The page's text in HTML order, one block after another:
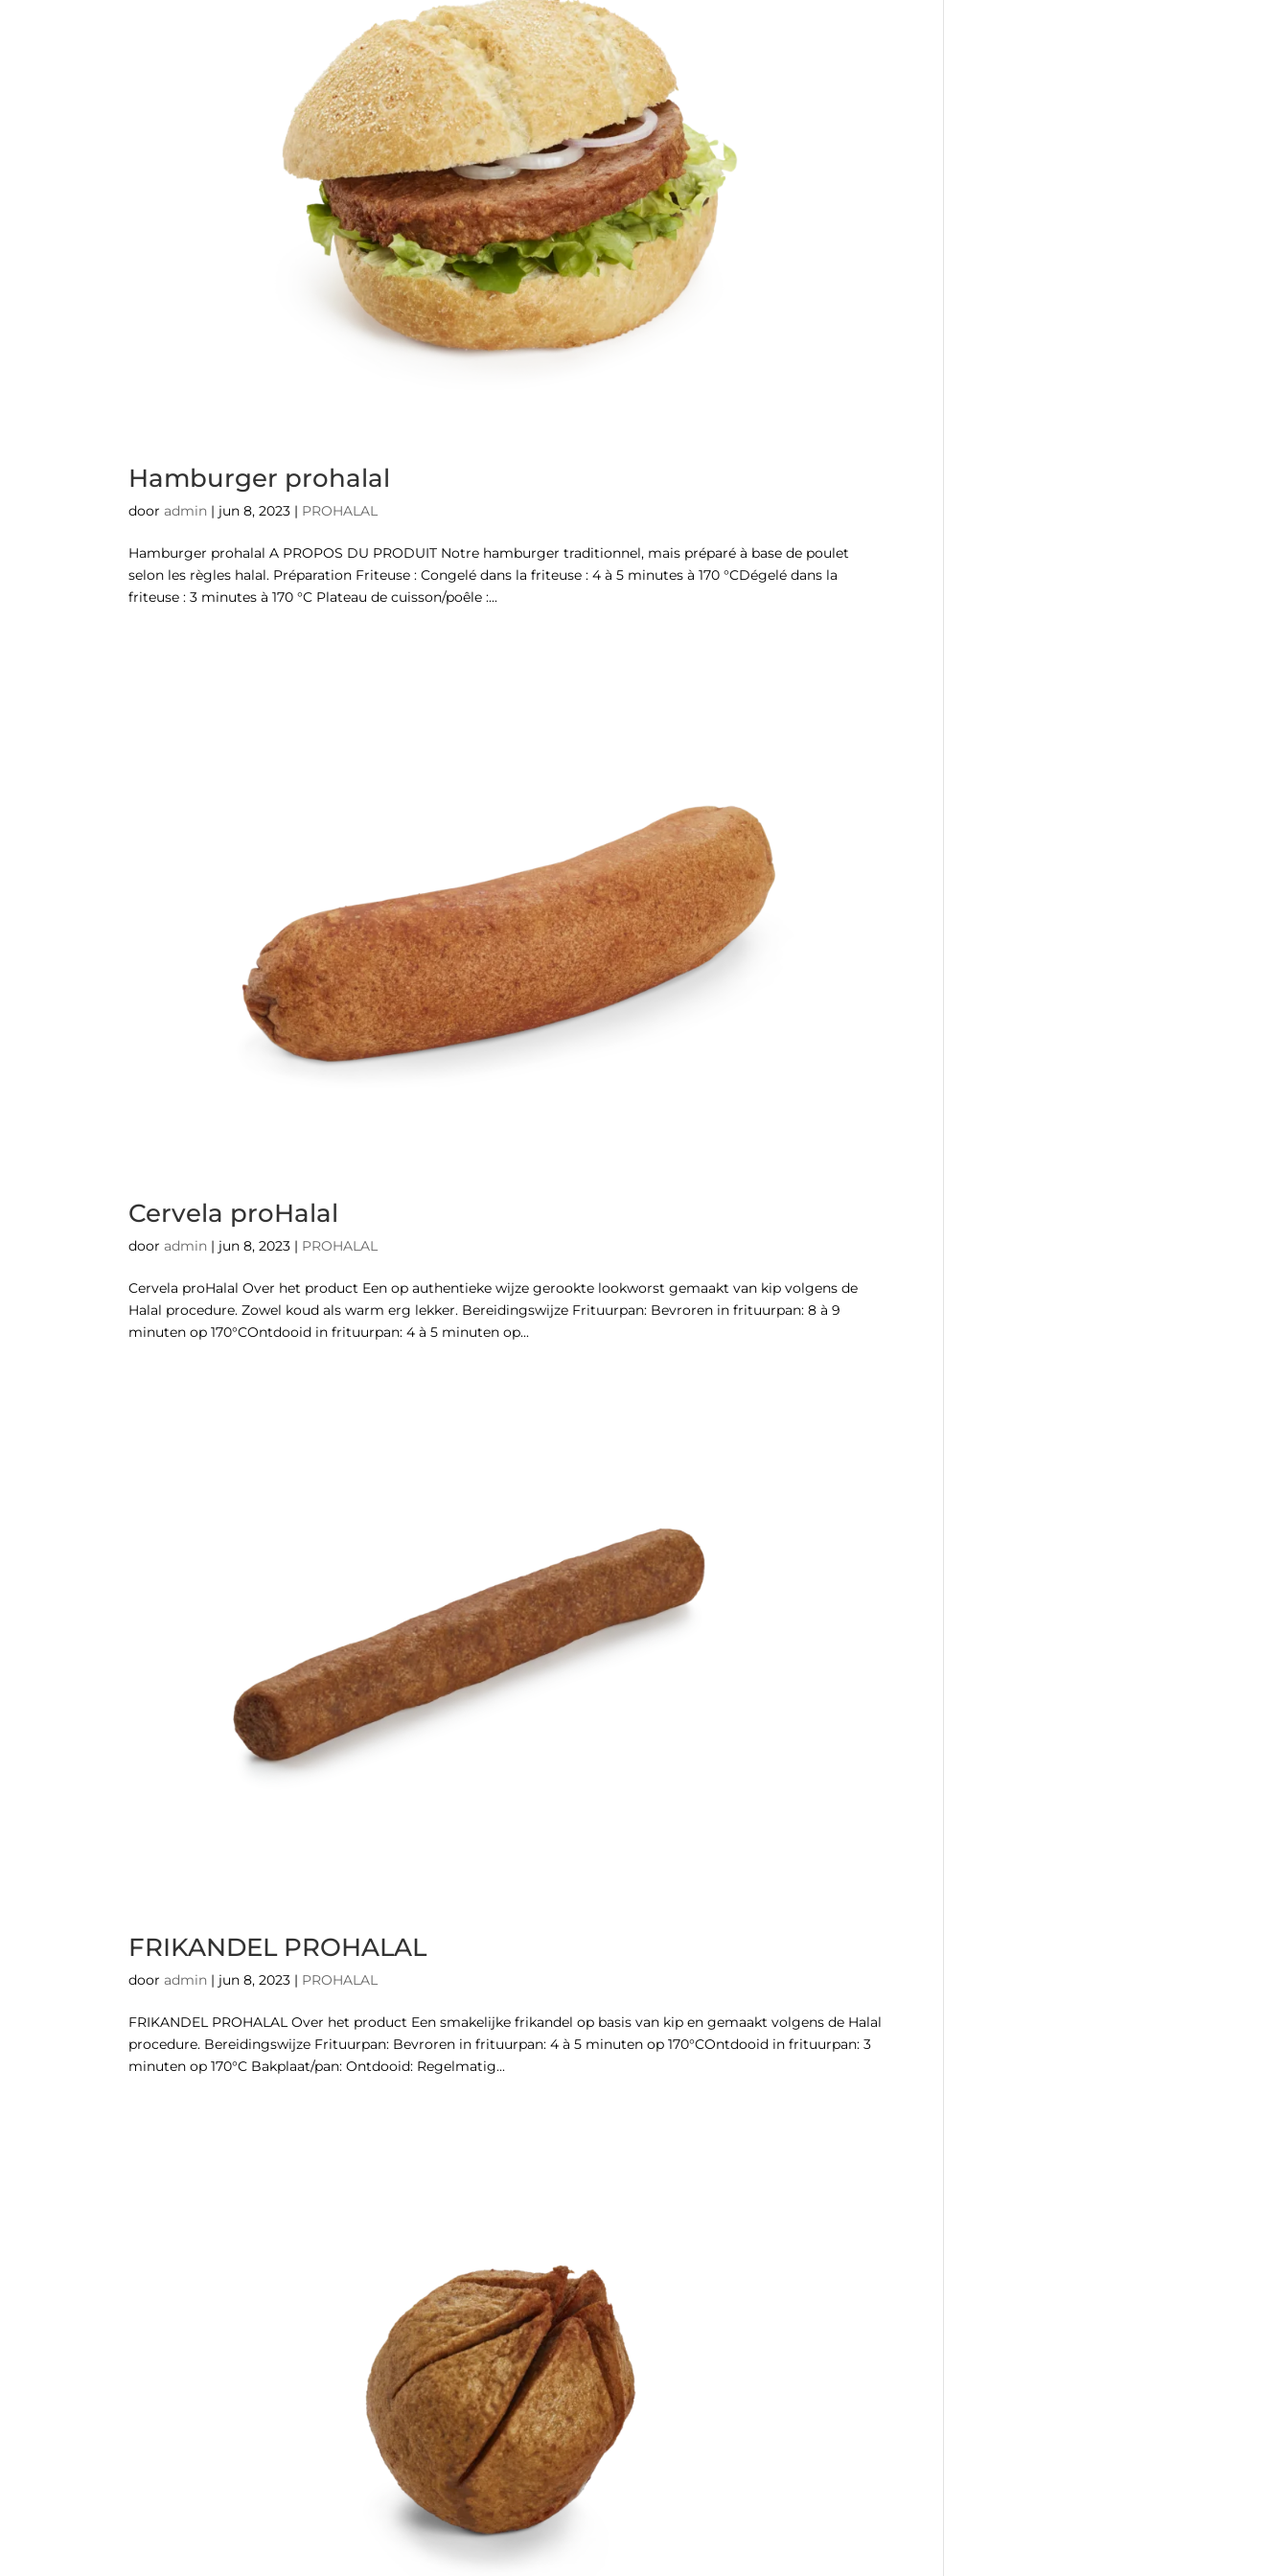
Hamburger prohalal
dooradmin | jun 8, 2023 | PROHALAL
Hamburger prohalal A PROPOS DU PRODUIT Notre hamburger traditionnel, mais préparé à base de poulet
selon les règles halal. Préparation Friteuse : Congelé dans la friteuse : 4 à 5 minutes à 170 °CDégelé dans la
friteuse : 3 minutes à 170 °C Plateau de cuisson/poêle :...
Cervela proHalal
dooradmin | jun 8, 2023 | PROHALAL
Cervela proHalal Over het product Een op authentieke wijze gerookte lookworst gemaakt van kip volgens de
Halal procedure. Zowel koud als warm erg lekker. Bereidingswijze Frituurpan: Bevroren in frituurpan: 8 à 9
minuten op 170°COntdooid in frituurpan: 4 à 5 minuten op...
FRIKANDEL PROHALAL
dooradmin | jun 8, 2023 | PROHALAL
FRIKANDEL PROHALAL Over het product Een smakelijke frikandel op basis van kip en gemaakt volgens de Halal
procedure. Bereidingswijze Frituurpan: Bevroren in frituurpan: 4 à 5 minuten op 170°COntdooid in frituurpan: 3
minuten op 170°C Bakplaat/pan: Ontdooid: Regelmatig...